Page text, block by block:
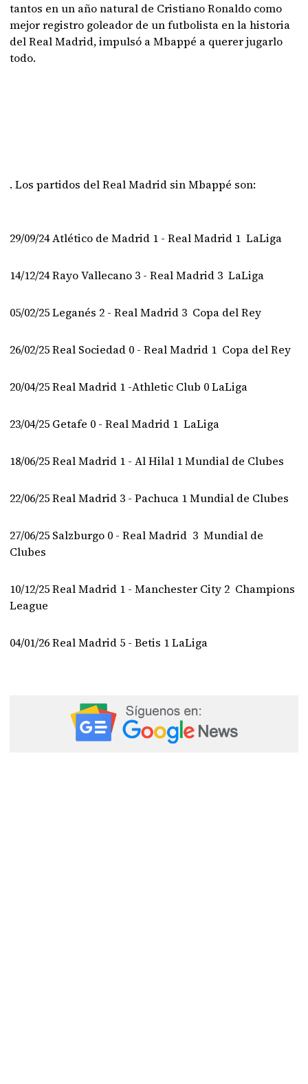
tantos en un año natural de Cristiano Ronaldo como
mejor registro goleador de un futbolista en la historia
del Real Madrid, impulsó a Mbappé a querer jugarlo
todo.
. Los partidos del Real Madrid sin Mbappé son:
29/09/24 Atlético de Madrid 1 - Real Madrid 1 LaLiga
14/12/24 Rayo Vallecano 3 - Real Madrid 3 LaLiga
05/02/25 Leganés 2 - Real Madrid 3 Copa del Rey
26/02/25 Real Sociedad 0 - Real Madrid 1 Copa del Rey
20/04/25 Real Madrid 1 -Athletic Club 0 LaLiga
23/04/25 Getafe 0 - Real Madrid 1 LaLiga
18/06/25 Real Madrid 1 - Al Hilal 1 Mundial de Clubes
22/06/25 Real Madrid 3 - Pachuca 1 Mundial de Clubes
27/06/25 Salzburgo 0 - Real Madrid 3 Mundial de
Clubes
10/12/25 Real Madrid 1 - Manchester City 2 Champions
League
04/01/26 Real Madrid 5 - Betis 1 LaLiga